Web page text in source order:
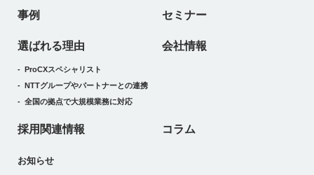
事例 セミナー
選ばれる理由
ProCXスペシャリスト
NTTグループやパートナーとの連携
全国の拠点で大規模業務に対応
会社情報
採用関連情報 コラム
お知らせ